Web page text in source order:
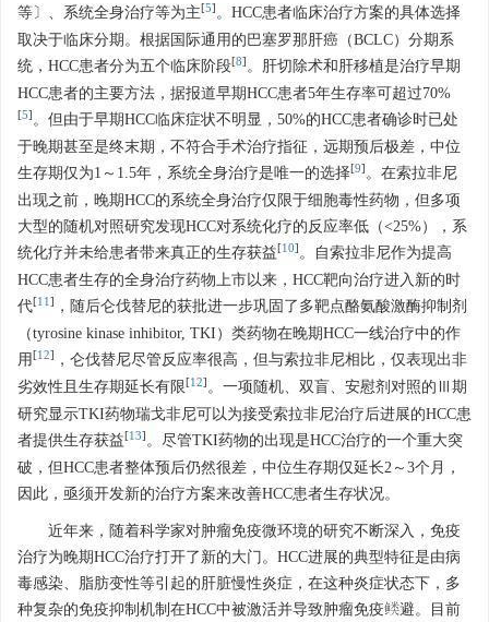
等〕、系统全身治疗等为主[5] 。HCC患者临床治疗方案的具体选择
取决于临床分期。根据国际通用的巴塞罗那肝癌（BCLC）分期系
统，HCC患者分为五个临床阶段[8] 。肝切除术和肝移植是治疗早期
HCC患者的主要方法，据报道早期HCC患者5年生存率可超过70%
[5] 。但由于早期HCC临床症状不明显，50%的HCC患者确诊时已处
于晚期甚至是终末期，不符合手术治疗指征，远期预后极差，中位
生存期仅为1～1.5年，系统全身治疗是唯一的选择[9] 。在索拉非尼
出现之前，晚期HCC的系统全身治疗仅限于细胞毒性药物，但多项
大型的随机对照研究发现HCC对系统化疗的反应率低（<25%），系
统化疗并未给患者带来真正的生存获益[10] 。自索拉非尼作为提高
HCC患者生存的全身治疗药物上市以来，HCC靶向治疗进入新的时
代[11]
，随后仑伐替尼的获批进一步巩固了多靶点酪氨酸激酶抑制剂
（tyrosine kinase inhibitor, TKI）类药物在晚期HCC一线治疗中的作
用 [12]
，仑伐替尼尽管反应率很高，但与索拉非尼相比，仅表现出非
劣效性且生存期延长有限[12] 。一项随机、双盲、安慰剂对照的Ⅲ期
研究显示TKI药物瑞戈非尼可以为接受索拉非尼治疗后进展的HCC患
者提供生存获益[13] 。尽管TKI药物的出现是HCC治疗的一个重大突
破，但HCC患者整体预后仍然很差，中位生存期仅延长2～3个月，
因此，亟须开发新的治疗方案来改善HCC患者生存状况。
近年来，随着科学家对肿瘤免疫微环境的研究不断深入，免疫
治疗为晚期HCC治疗打开了新的大门。HCC进展的典型特征是由病
毒感染、脂肪变性等引起的肝脏慢性炎症，在这种炎症状态下，多
种复杂的免疫抑制机制在HCC中被激活并导致肿瘤免疫逃避。目前